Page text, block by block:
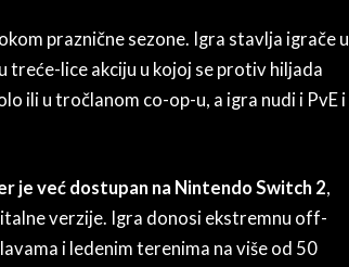
praznične sezone. Igra stavlja igrače u
treće-lice akciju u kojoj se protiv hiljada
ili u tročlanom co-op-u, a igra nudi i PvE i
je već dostupan na Nintendo Switch 2,
verzije. Igra donosi ekstremnu off-
i ledenim terenima na više od 50